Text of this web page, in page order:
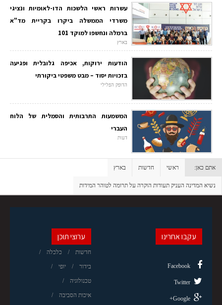
עשרות ראשי הלשכות הדו-לאומיות ונציגי
משרדי הממשלה ביקרו בקריית מד"א
ברמלה ונחשפו למוקד 101
בארץ
הודעות ירוקות, אכיפה גלובלית ופגיעה
בזכויות יסוד – מבט משפטי ביקורתי
הדופק הפלילי
המשמעות התרבותית והסמלית של הלוח
העברי
דעות
אתם כאן: ראשי חדשות בארץ
נשיא המדינה העניק תעודות הוקרה על תרומה לטוהר המידות
ערוצי תוכן
חדשות כלכלה
בידור יופי
טכנולוגיה
איכות הסביבה
עקבו אחרינו
Facebook
Twitter
Google+